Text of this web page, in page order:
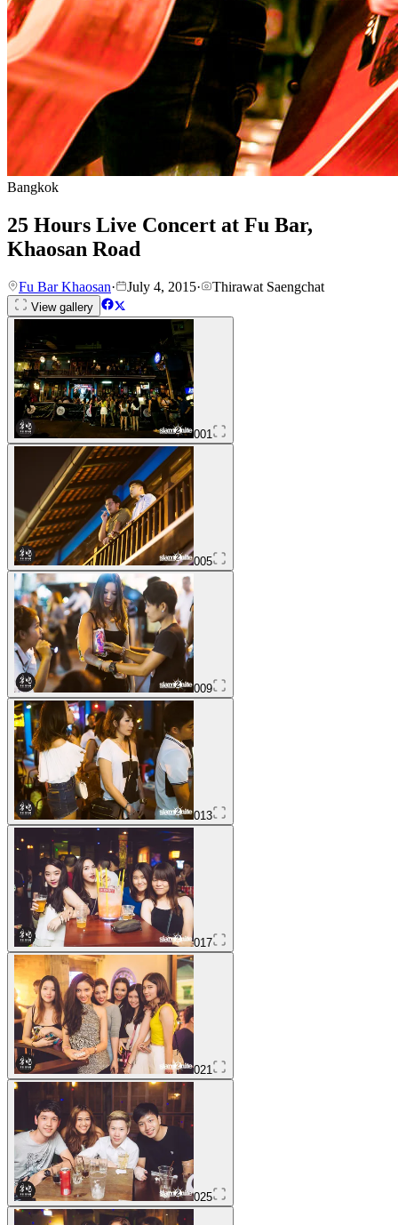
Bangkok
25 Hours Live Concert at Fu Bar,
Khaosan Road
Fu Bar Khaosan· July 4, 2015· Thirawat Saengchat
View gallery
001
005
009
013
017
021
025